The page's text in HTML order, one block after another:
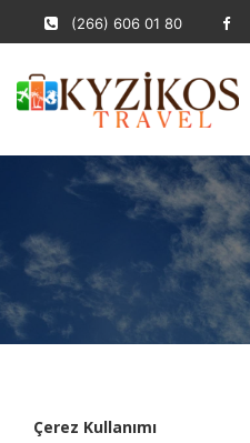
(266) 606 01 80
Ana Sayfa Çerez Kullanımı
Çerez Kullanımı